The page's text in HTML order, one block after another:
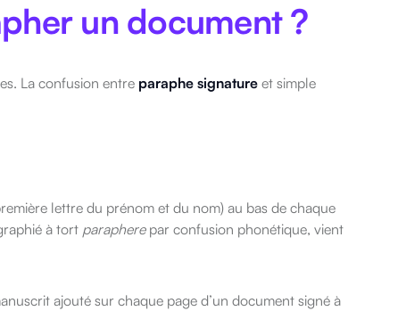
un document ?
La confusion entre paraphe signature et simple
lettre du prénom et du nom) au bas de chaque
à tort parapherepar confusion phonétique, vient
ajouté sur chaque page d’un document signé à